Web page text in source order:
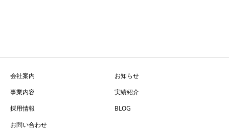
会社案内
お知らせ
事業内容
実績紹介
採用情報
BLOG
お問い合わせ